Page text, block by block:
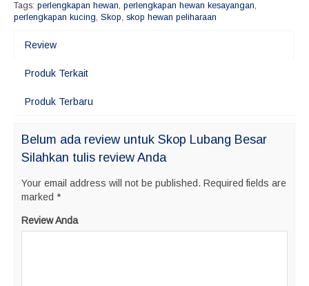
Tags: perlengkapan hewan, perlengkapan hewan kesayangan,
perlengkapan kucing, Skop, skop hewan peliharaan
Review
Produk Terkait
Produk Terbaru
Belum ada review untuk Skop Lubang Besar
Silahkan tulis review Anda
Your email address will not be published. Required fields are
marked *
Review Anda